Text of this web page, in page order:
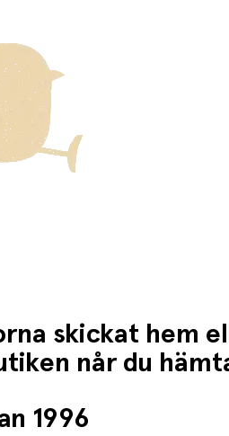
skickat hem
når du
1996